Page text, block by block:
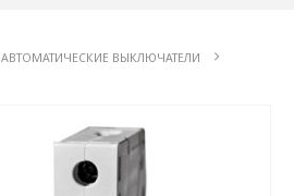
АВТОМАТИЧЕСКИЕ ВЫКЛЮЧАТЕЛИ